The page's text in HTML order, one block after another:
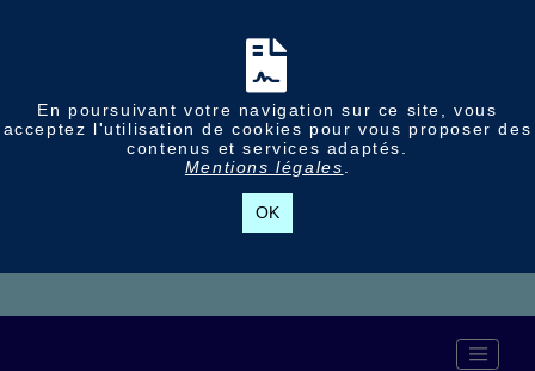
En poursuivant votre navigation sur ce site, vous
acceptez l'utilisation de cookies pour vous proposer des
contenus et services adaptés.
Mentions légales
OK